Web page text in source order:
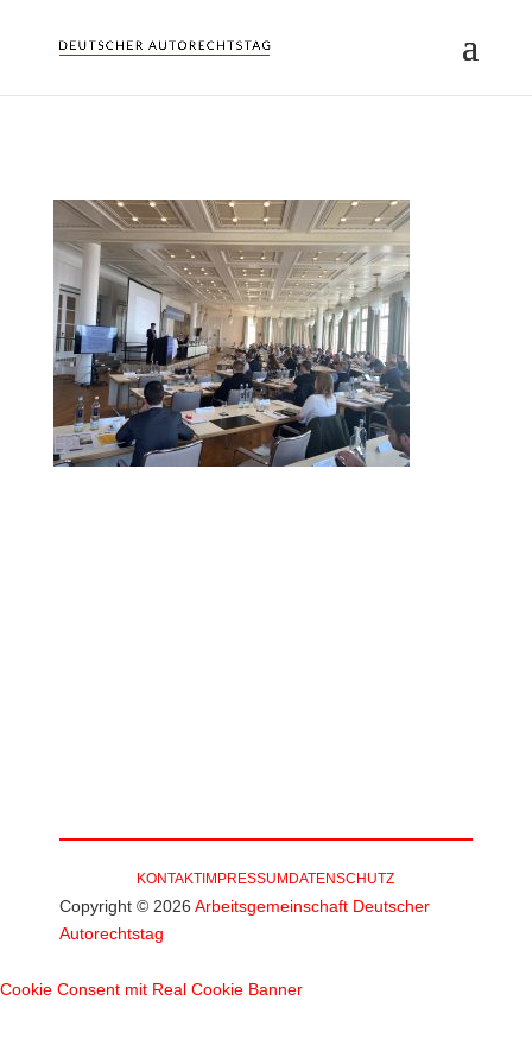
Copyright © 2026 Arbeitsgemeinschaft Deutscher
Autorechtstag
KONTAKT IMPRESSUM DATENSCHUTZ
Cookie Consent mit Real Cookie Banner